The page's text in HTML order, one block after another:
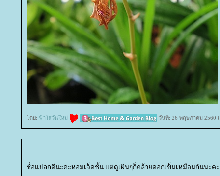
ดย: ฟ้าใสวันใหม่ วันที่: 26 พฤษภาคม 2560
ชื่อแปลกดีนะคะหอมเจ็ดชั้น แต่ดูเผินๆก็คล้ายดอกเข็มเหมือนกันนะคะ